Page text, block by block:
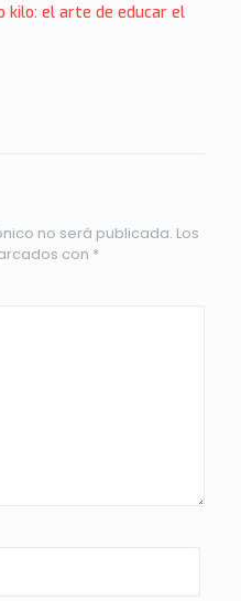
kilo: el arte de educar el
no será publicada. Los
con *